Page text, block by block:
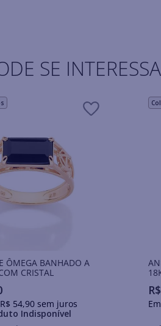
SE
ÔMEGA BANHADO A
CRISTAL
R$ 54,90sem juros
Indisponível
R$